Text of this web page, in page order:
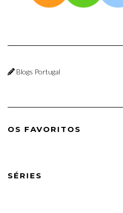
Blogs Portugal
OS FAVORITOS
SÉRIES